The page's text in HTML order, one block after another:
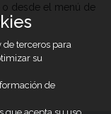
o desde el menú de
de terceros para
su
de